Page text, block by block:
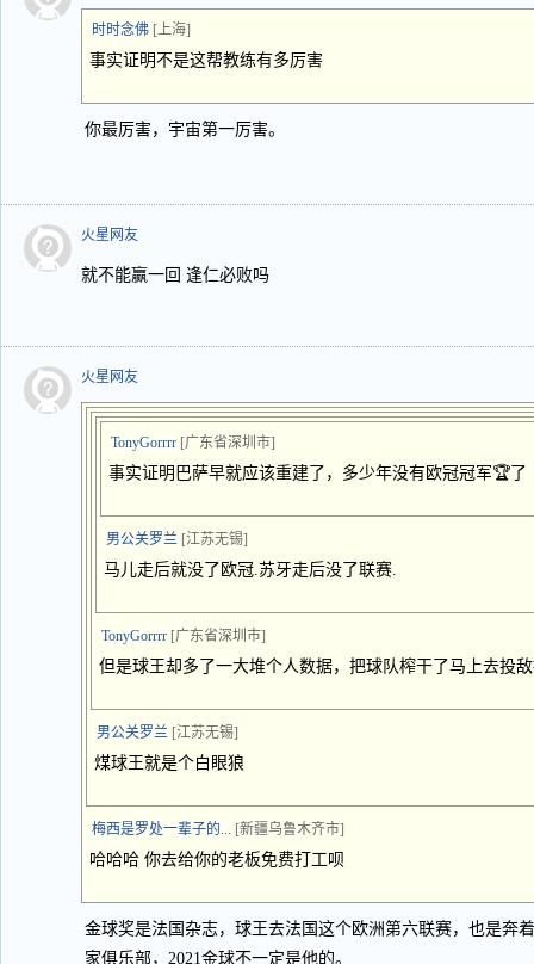
时时念佛 [上海]
事实证明不是这帮教练有多厉害
你最厉害，宇宙第一厉害。
火星网友
就不能赢一回 逢仁必败吗
火星网友
TonyGorrrr [广东省深圳市]
事实证明巴萨早就应该重建了，多少年没有欧冠冠军🏆了
男公关罗兰 [江苏无锡]
马儿走后就没了欧冠.苏牙走后没了联赛.
TonyGorrrr [广东省深圳市]
但是球王却多了一大堆个人数据，把球队榨干了马上去投
男公关罗兰 [江苏无锡]
煤球王就是个白眼狼
梅西是罗处一辈子的... [新疆乌鲁木齐市]
哈哈哈 你去给你的老板免费打工呗
金球奖是法国杂志，球王去法国这个欧洲第六联赛，也是奔
家俱乐部，2021金球不一定是他的。